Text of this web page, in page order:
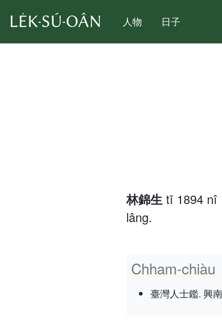
人物 日子
林錦生 tī 1894 nî
lâng.
Chham-chiàu
臺灣人士鑑. 興